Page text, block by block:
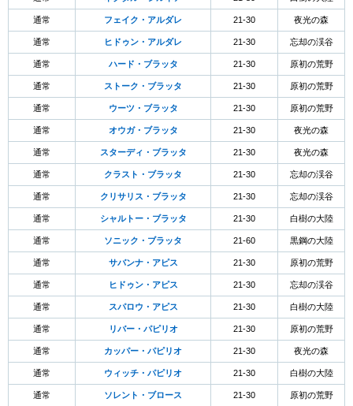
通常 フェイク・アルダレ 21-30 夜光の森
通常 ヒドゥン・アルダレ 21-30 忘却の渓谷
通常 ハード・ブラッタ 21-30 原初の荒野
通常 ストーク・ブラッタ 21-30 原初の荒野
通常 ウーツ・ブラッタ 21-30 原初の荒野
通常 オウガ・ブラッタ 21-30 夜光の森
通常 スターディ・ブラッタ 21-30 夜光の森
通常 クラスト・ブラッタ 21-30 忘却の渓谷
通常 クリサリス・ブラッタ 21-30 忘却の渓谷
通常 シャルトー・ブラッタ 21-30 白樹の大陸
通常 ソニック・ブラッタ 21-60 黒鋼の大陸
通常 サバンナ・アピス 21-30 原初の荒野
通常 ヒドゥン・アピス 21-30 忘却の渓谷
通常 スパロウ・アピス 21-30 白樹の大陸
通常 リバー・パピリオ 21-30 原初の荒野
通常 カッパー・パピリオ 21-30 夜光の森
通常 ウィッチ・パピリオ 21-30 白樹の大陸
通常 ソレント・ブロース 21-30 原初の荒野